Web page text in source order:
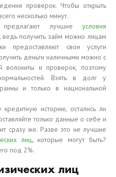
проверок. Чтобы открыть
несколько минут.
лучшие условия
ведь получить займ можно лицам
свои услуги
деньги наличными можно с
и проверок, поэтому
Взять в долг у
и только в национальной
историю, остались ли
только данные о себе и
сразу же. Разве это не лучшие
лиц, которые могут быть?
под 2%.
лиц